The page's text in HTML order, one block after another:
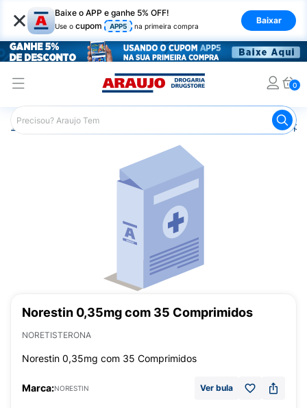
× Baixe o APP e ganhe 5% OFF!
Use o cupom APP5 na primeira compra
Baixar
0
Araujo Medicamentos
Norestin 0,35mg com 35 Comprimidos
NORETISTERONA
Norestin 0,35mg com 35 Comprimidos
Marca:NORESTIN Ver bula